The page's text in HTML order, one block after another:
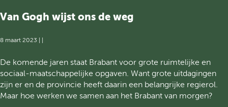
B
s
e
G
e
b
e
s
r
i
j
s
e
r
e
r
j
a
a
Van Gogh wijst ons de weg
8 maart 2023
V
a
n
G
De komende jaren staat Brabant voor grote ruimtelijke en
sociaal-maatschappelijke opgaven. Want grote uitdagingen
zijn er en de provincie heeft daarin een belangrijke regierol.
Maar hoe werken we samen aan het Brabant van morgen?